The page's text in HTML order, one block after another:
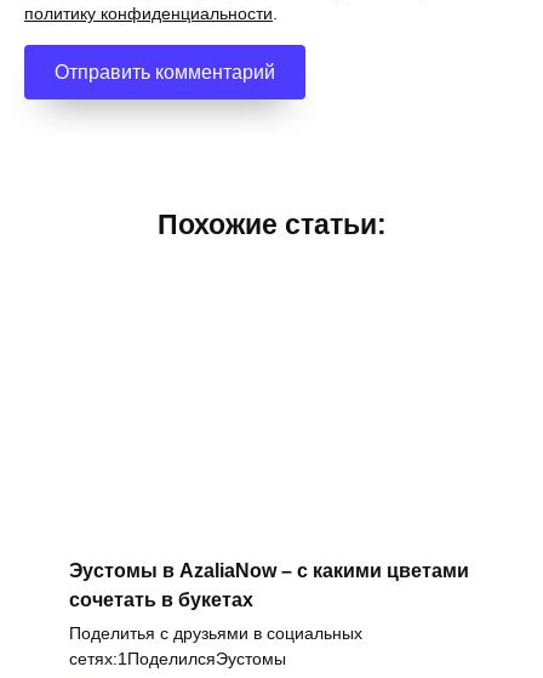
политику конфиденциальности
Похожие статьи:
Эустомы в AzaliaNow – с какими цветами
сочетать в букетах
Поделитья с друзьями в социальных
сетях:1ПоделилсяЭустомы